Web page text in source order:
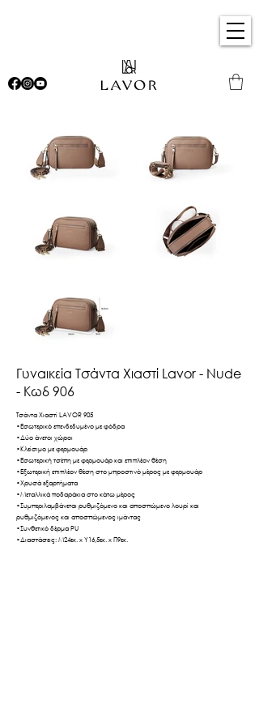
Γυναικεία Τσάντα Χιαστί Lavor - Nude
- Κωδ 906
Τσάντα Χιαστί LAVOR 905
•Εσωτερικό επενδεδυμένο με φόδρα
•Δύο άνετοι χώροι
•Κλείσιμο με φερμουάρ
•Εσωτερική τσέπη με φερμουάρ και επιπλέον θέση
•Εξωτερική επιπλέον θέση στο μπροστινό μέρος με φερμουάρ
•Χρυσά εξαρτήματα
•Μεταλλικά ποδαράκια στο κάτω μέρος
•Συμπεριλαμβάνεται ρυθμιζόμενο και αποσπώμενο λουρί και
ρυθμιζόμενος και αποσπώμενος ιμάντας
•Συνθετικό δέρμα PU
•Διαστάσεις: Μ24εκ. x Υ16,5εκ. x Π9εκ.